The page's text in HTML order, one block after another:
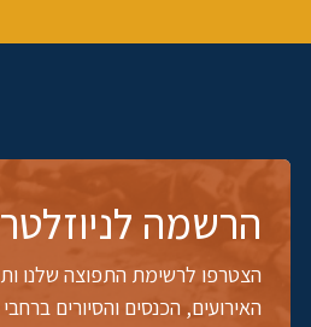
הרשמה לניוזלטר
הצטרפו לרשימת התפוצה שלנו
האירועים, הכנסים והסיורים